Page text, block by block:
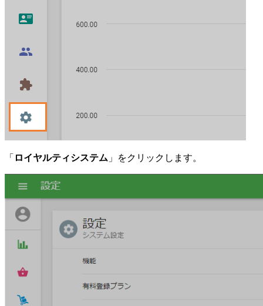
「 ロイヤルティシステム 」をクリックします。